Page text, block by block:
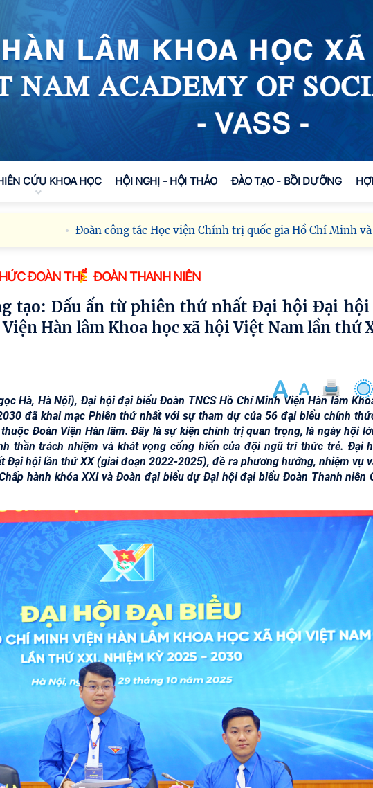
CỨU KHOA HỌC HỘI NGHỊ - HỘI THẢO ĐÀO TẠO - BỒI DƯỠNG
Đoàn công tác Học viện Chính trị quốc gia Hồ Chí Minh và Viện
ĐOÀN THỂ ĐOÀN THANH NIÊN
Hàn lâm Khoa học xã hội Việt Nam lần thứ
Hà, Hà Nội), Đại hội đại biểu Đoàn TNCS Hồ Chí Minh Viện Hàn lâm
đã khai mạc Phiên thứ nhất với sự tham dự của 56 đại biểu chính
Đoàn Viện Hàn lâm. Đây là sự kiện chính trị quan trọng, là ngày hội
thần trách nhiệm và khát vọng cống hiến của đội ngũ trí thức trẻ. Đại
Đại hội lần thứ XX (giai đoạn 2022-2025), đề ra phương hướng, nhiệm vụ
hành khóa XXI và Đoàn đại biểu dự Đại hội đại biểu Đoàn Thanh niên